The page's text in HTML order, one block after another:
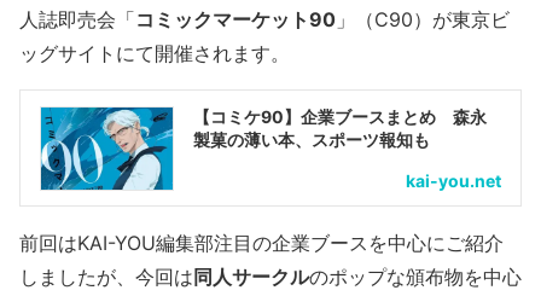
人誌即売会「コミックマーケット90 」（C90）が東京ビ
ッグサイトにて開催されます。
【コミケ90】企業ブースまとめ 森永
製菓の薄い本、スポーツ報知も
kai-you.net
前回はKAI-YOU編集部注目の企業ブースを中心にご紹介
しましたが、今回は同人サークルのポップな頒布物を中心